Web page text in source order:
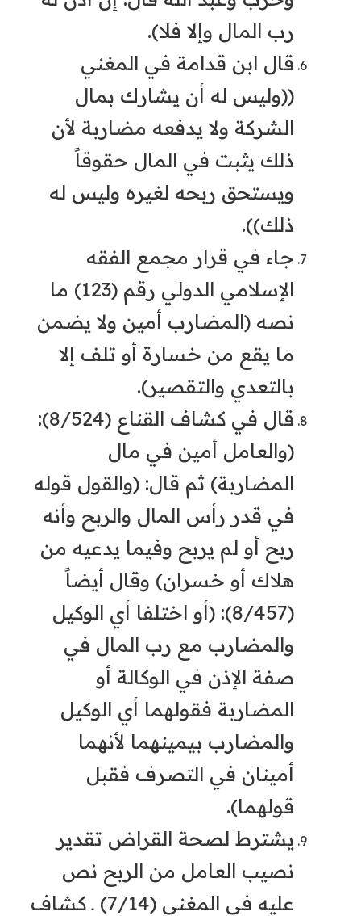
رب المال وإلا فلا).
قال ابن قدامة في المغني
((وليس له أن يشارك بمال
الشركة ولا يدفعه مضاربة لأن
ذلك يثبت في المال حقوقاً
ويستحق ربحه لغيره وليس له
ذلك)).
جاء في قرار مجمع الفقه
الإسلامي الدولي رقم (123) ما
نصه (المضارب أمين ولا يضمن
ما يقع من خسارة أو تلف إلا
بالتعدي والتقصير).
قال في كشاف القناع (8/524):
(والعامل أمين في مال
المضاربة) ثم قال: (والقول قوله
في قدر رأس المال والربح وأنه
ربح أو لم يربح وفيما يدعيه من
هلاك أو خسران) وقال أيضاً
(8/457): (أو اختلفا أي الوكيل
والمضارب مع رب المال في
صفة الإذن في الوكالة أو
المضاربة فقولهما أي الوكيل
والمضارب بيمينهما لأنهما
أمينان في التصرف فقبل
قولهما).
يشترط لصحة القراض تقدير
نصيب العامل من الربح نص
عليه في المغني (7/14) ـ كشاف